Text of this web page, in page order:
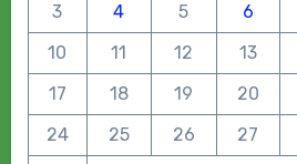
3
4 5 6
10
11 12 13
17
18 19 20
24
25 26 27